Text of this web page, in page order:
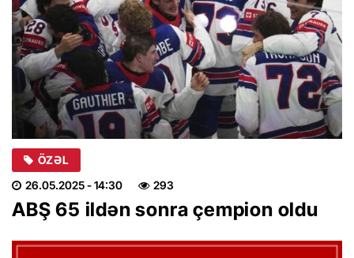
ÖZƏL
26.05.2025- 14:30 293
ABŞ 65 ildən sonra çempion oldu